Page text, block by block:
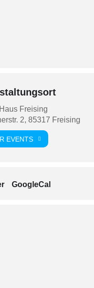
Freising
2, 85317 Freising
EVENTS
GoogleCal